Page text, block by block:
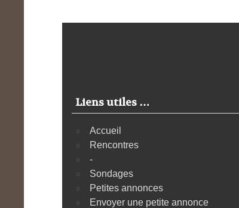
Liens utiles …
Accueil
Rencontres
-
Sondages
Petites annonces
Envoyer une petite annonce